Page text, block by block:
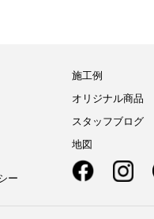
施工例
オリジナル商品
スタッフブログ
地図
ー